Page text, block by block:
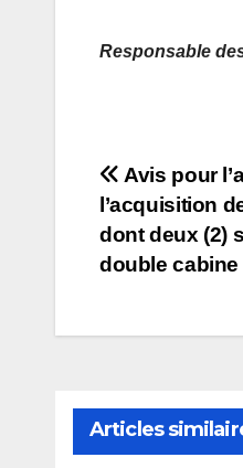
Responsable
de
l’article
Avis pour
l’acquisition
dont deux (2)
double cabine
Articles